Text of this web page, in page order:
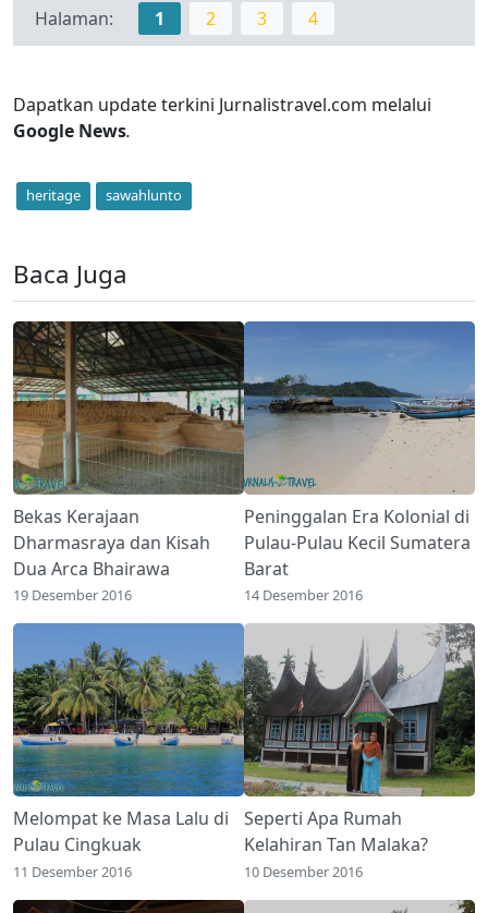
Halaman: 1 2 3 4
Dapatkan update terkini Jurnalistravel.com melalui
Google News.
heritage sawahlunto
Baca Juga
Bekas Kerajaan
Dharmasraya dan Kisah
Dua Arca Bhairawa
19 Desember 2016
Peninggalan Era Kolonial di
Pulau-Pulau Kecil Sumatera
Barat
14 Desember 2016
Melompat ke Masa Lalu di
Pulau Cingkuak
11 Desember 2016
Seperti Apa Rumah
Kelahiran Tan Malaka?
10 Desember 2016